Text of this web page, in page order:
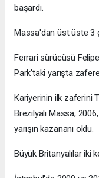
başardı.
Massa'dan üst üste 3
Ferrari sürücüsü
Park'taki yarışta zafere
Kariyerinin ilk zaferini
Brezilyalı Massa,
yarışın kazananı oldu.
Büyük Britanyalılar iki